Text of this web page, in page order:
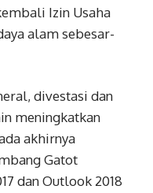
Izin Usaha
alam sebesar-
divestasi dan
meningkatkan
akhirnya
Gatot
dan Outlook 2018